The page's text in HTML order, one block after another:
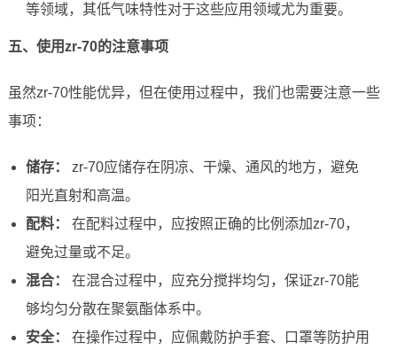
等领域，其低气味特性对于这些应用领域尤为重要。
五、使用zr-70的注意事项
虽然zr-70性能优异，但在使用过程中，我们也需要注意一些
事项：
储存：
zr-70应储存在阴凉、干燥、通风的地方，避免
阳光直射和高温。
配料：
在配料过程中，应按照正确的比例添加zr-70，
避免过量或不足。
混合：
在混合过程中，应充分搅拌均匀，保证zr-70能
够均匀分散在聚氨酯体系中。
安全：
在操作过程中，应佩戴防护手套、口罩等防护用